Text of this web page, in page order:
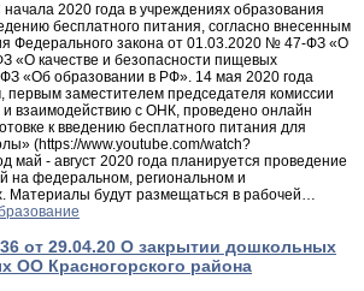
2020 года в учреждениях образования
бесплатного питания, согласно внесенным
Федерального закона от 01.03.2020 № 47-ФЗ «О
«О качестве и безопасности пищевых
«Об образовании в РФ». 14 мая 2020 года
заместителем председателя комиссии
взаимодействию с ОНК, проведено онлайн
к введению бесплатного питания для
(https://www.youtube.com/watch?
май - август 2020 года планируется проведение
на федеральном, региональном и
Материалы будут размещаться в рабочей…
от 29.04.20 О закрытии дошкольных
ОО Красногорского района